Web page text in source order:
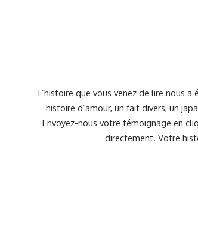
L’histoire que vous venez de lire nous
histoire d’amour, un fait divers, un
Envoyez-nous votre témoignage en
directement. Votre